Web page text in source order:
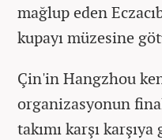
mağlup eden
kupayı müzesine
Çin'in Hangzhou
organizasyonun
takımı karşı